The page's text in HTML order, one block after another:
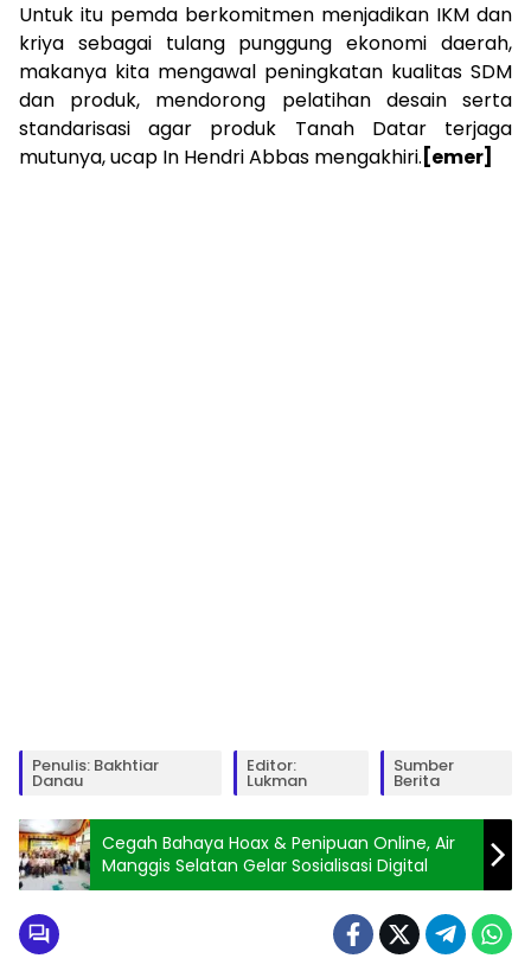
Untuk itu pemda berkomitmen menjadikan IKM dan
kriya sebagai tulang punggung ekonomi daerah,
makanya kita mengawal peningkatan kualitas SDM
dan produk, mendorong pelatihan desain serta
standarisasi agar produk Tanah Datar terjaga
mutunya, ucap In Hendri Abbas mengakhiri. [emer]
Penulis: Bakhtiar
Danau
Editor:
Lukman
Sumber
Berita
Cegah Bahaya Hoax & Penipuan Online, Air
Manggis Selatan Gelar Sosialisasi Digital